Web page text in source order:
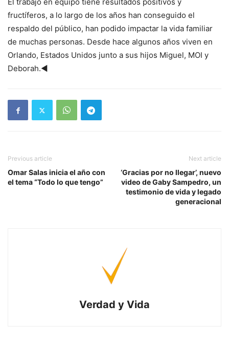
fructíferos, a lo largo de los años han conseguido el
respaldo del público, han podido impactar la vida familiar
de muchas personas. Desde hace algunos años viven en
Orlando, Estados Unidos junto a sus hijos Miguel, MOI y
Deborah.◄
Previous article
Omar Salas inicia el año con
el tema “Todo lo que tengo”
Next article
‘Gracias por no llegar’, nuevo
video de Gaby Sampedro, un
testimonio de vida y legado
generacional
Verdad y Vida